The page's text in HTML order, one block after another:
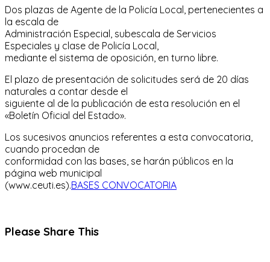
Dos plazas de Agente de la Policía Local, pertenecientes a
la escala de
Administración Especial, subescala de Servicios
Especiales y clase de Policía Local,
mediante el sistema de oposición, en turno libre.
El plazo de presentación de solicitudes será de 20 días
naturales a contar desde el
siguiente al de la publicación de esta resolución en el
«Boletín Oficial del Estado».
Los sucesivos anuncios referentes a esta convocatoria,
cuando procedan de
conformidad con las bases, se harán públicos en la
página web municipal
(www.ceuti.es).BASES CONVOCATORIA
Please Share ThisCompartir